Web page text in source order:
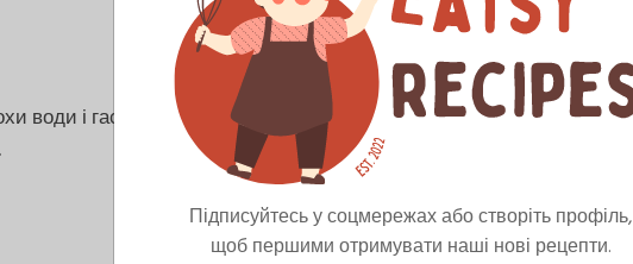
води і гасити в ній нарізані яблука доти, доки вони не
Підписуйтесь у соцмережах або створіть профіль,
щоб першими отримувати наші нові рецепти.